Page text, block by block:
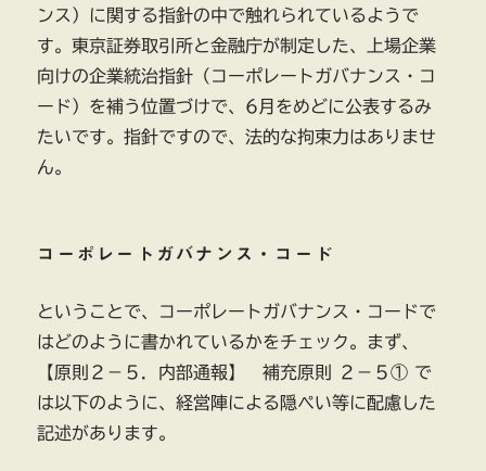
ンス）に関する指針の中で触れられているようで
す。東京証券取引所と金融庁が制定した、上場企業
向けの企業統治指針（コーポレートガバナンス・コ
ード）を補う位置づけで、6月をめどに公表するみ
たいです。指針ですので、法的な拘束力はありませ
ん。
コーポレートガバナンス・コード
ということで、コーポレートガバナンス・コードで
はどのように書かれているかをチェック。まず、
【原則２－５．内部通報】 補充原則 ２－５① で
は以下のように、経営陣による隠ぺい等に配慮した
記述があります。